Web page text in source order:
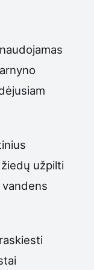
užpilti